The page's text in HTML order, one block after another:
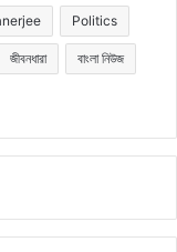
Politics
জীবনধারা বাংলা নিউজ